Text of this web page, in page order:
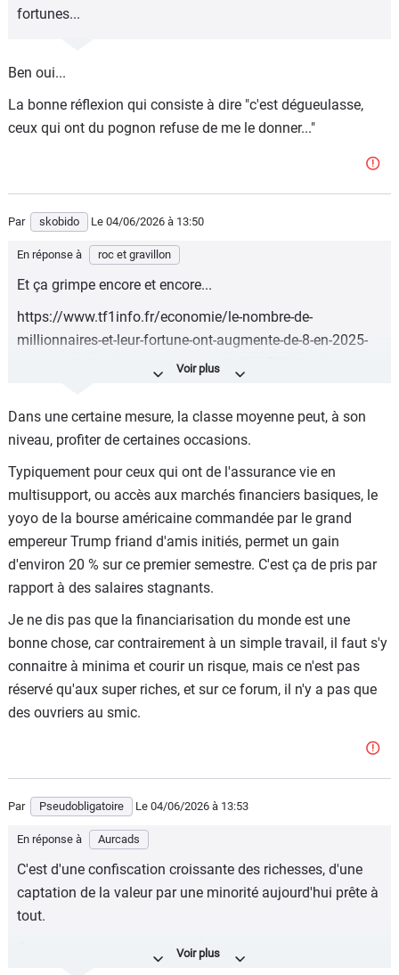
fortunes...
Ben oui...
La bonne réflexion qui consiste à dire "c'est dégueulasse,
ceux qui ont du pognon refuse de me le donner..."
Par skobido Le 04/06/2026 à 13:50
En réponse à roc et gravillon
Et ça grimpe encore et encore...
https://www.tf1info.fr/economie/le-nombre-de-
millionnaires-et-leur-fortune-ont-augmente-de-8-en-2025-
pour-atteindre-de-nouveaux-records-2445294.html
Dans une certaine mesure, la classe moyenne peut, à son
niveau, profiter de certaines occasions.
Typiquement pour ceux qui ont de l'assurance vie en
multisupport, ou accès aux marchés financiers basiques, le
yoyo de la bourse américaine commandée par le grand
empereur Trump friand d'amis initiés, permet un gain
d'environ 20 % sur ce premier semestre. C'est ça de pris par
rapport à des salaires stagnants.
Je ne dis pas que la financiarisation du monde est une
bonne chose, car contrairement à un simple travail, il faut s'y
connaitre à minima et courir un risque, mais ce n'est pas
réservé qu'aux super riches, et sur ce forum, il n'y a pas que
des ouvriers au smic.
Par Pseudobligatoire Le 04/06/2026 à 13:53
En réponse à Aurcads
C'est d'une confiscation croissante des richesses, d'une
captation de la valeur par une minorité aujourd'hui prête à
tout.
Ça ne tiendra pas comme ça bien longtemps, quand en